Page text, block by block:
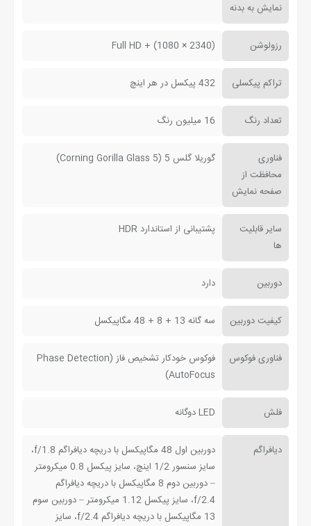
نمایش به بدنه
رزولوشن (2340 × 1080) + Full HD
تراکم پیکسلی 432 پیکسل در هر اینچ
تعداد رنگ 16 میلیون رنگ
فناوری
محافظت از
صفحه نمایش
گوریلا گلس 5 (Corning Gorilla Glass 5)
سایر قابلیت
ها
پشتیبانی از استاندارد HDR
دوربین دارد
کیفیت دوربین سه گانه 13 + 8 + 48 مگاپیکسل
فناوری فوکوس
فوکوس خودکار تشخیص فاز (Phase Detection
AutoFocus)
فلش LED دوگانه
دیافراگم
دوربین اول 48 مگاپیکسل با دریچه دیافراگم f/1.8،
سایز سنسور 1/2 اینچ، سایز پیکسل 0.8 میکرومتر
– دوربین دوم 8 مگاپیکسل با دریچه دیافراگم
f/2.4، سایز پیکسل 1.12 میکرومتر – دوربین سوم
13 مگاپیکسل با دریچه دیافراگم f/2.4، سایز